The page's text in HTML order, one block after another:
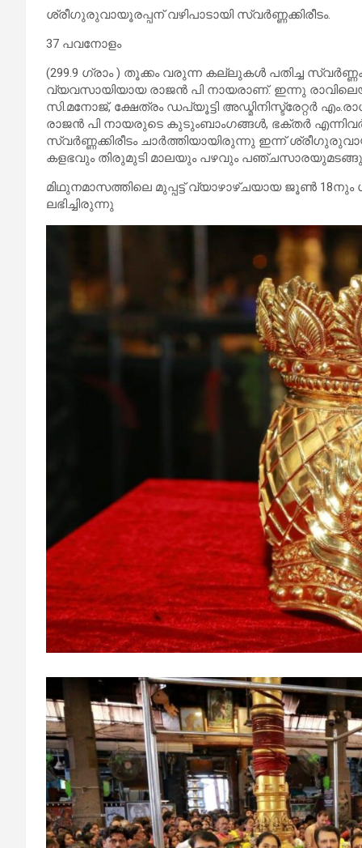
ശ്രീഗുരുവായൂരപ്പന് വഴിപാടായി സ്വർണ്ണക്കിരീടം.
37 പവനോളം
(299.9 ഗ്രാം ) തൂക്കം വരുന്ന കല്ലുകൾ പതിച്ച
വ്യവസായിയായ രാജൻ പി നായരാണ്. ഇന്നു
സി.മനോജ്, ക്ഷേത്രം ഡപ്യൂട്ടി അഡ്മിനിസ്ട്രേറ്റർ
രാജൻ പി നായരുടെ കുടുംബാംഗങ്ങൾ, ഭക്തർ എന്നിവർ
സ്വർണ്ണക്കിരീടം ചാർത്തിയായിരുന്നു ഇന്ന്
കളഭവും തിരുമുടി മാലയും പഴവും
മിഥുനമാസത്തിലെ മുപ്പട്ട് വ്യാഴാഴ്ചയായ ജൂൺ 18നും
ലഭിച്ചിരുന്നു